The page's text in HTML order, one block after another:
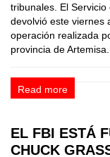
tribunales. El
devolvió este viernes
operación realizada
provincia de
Read more
EL FBI ESTÁ
CHUCK